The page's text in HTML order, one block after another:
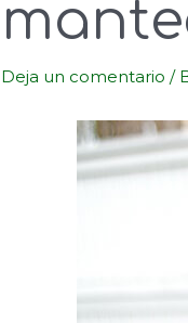
Deja un comentario /